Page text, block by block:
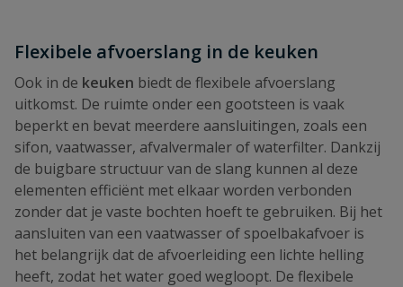
Flexibele afvoerslang in de keuken
Ook in de keuken biedt de flexibele afvoerslang
uitkomst. De ruimte onder een gootsteen is vaak
beperkt en bevat meerdere aansluitingen, zoals een
sifon, vaatwasser, afvalvermaler of waterfilter. Dankzij
de buigbare structuur van de slang kunnen al deze
elementen efficiënt met elkaar worden verbonden
zonder dat je vaste bochten hoeft te gebruiken. Bij het
aansluiten van een vaatwasser of spoelbakafvoer is
het belangrijk dat de afvoerleiding een lichte helling
heeft, zodat het water goed wegloopt. De flexibele